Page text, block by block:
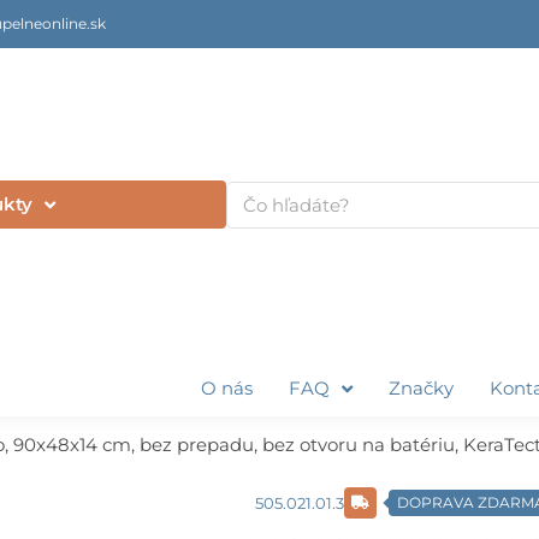
Vyhľadať
O nás FAQ Značky
90x48x14 cm, bez prepadu, bez otvoru na batériu,
505.021.01.3 DOPRAVA